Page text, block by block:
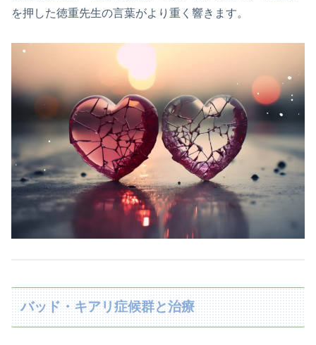
を押した徳重先生の言葉がより重く響きます。
バッド・キアリ症候群と治療